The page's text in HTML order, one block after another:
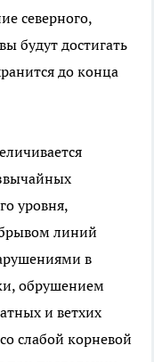
северного,
будут достигать
до конца
уровня,
линий
в
обрушением
и ветхих
слабой корневой